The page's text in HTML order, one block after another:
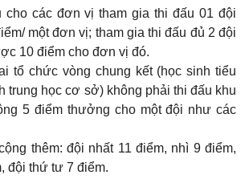
các đơn vị tham gia thi đấu 01 đội
một đơn vị; tham gia thi đấu đủ 2 đội
10 điểm cho đơn vị đó.
tổ chức vòng chung kết (học sinh tiểu
trung học cơ sở) không phải thi đấu khu
5 điểm thưởng cho một đội như các
thêm: đội nhất 11 điểm, nhì 9 điểm,
đội thứ tư 7 điểm.